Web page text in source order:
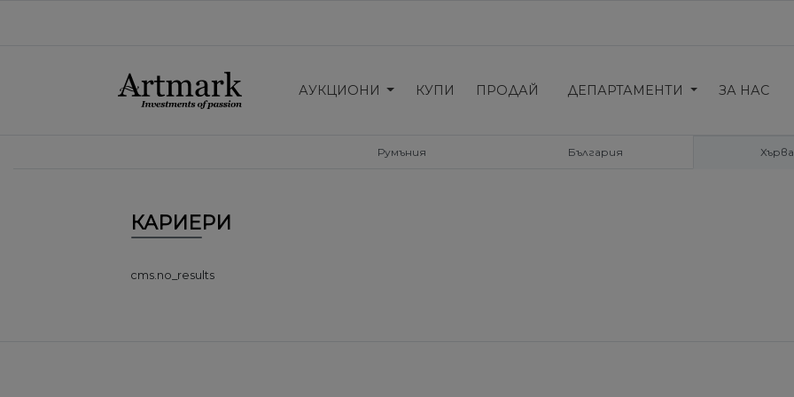
АУКЦИОНИ КУПИ ПРОДАЙ ДЕПАРТАМЕНТИ ЗА НАС
Румъния България
КАРИЕРИ
cms.no_results